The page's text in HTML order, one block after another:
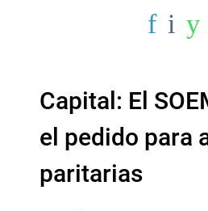
Capital: El
el pedido para
paritarias